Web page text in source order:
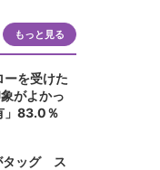
もっと見る
ーを受けた
がよかっ
」83.0％
タッグ ス